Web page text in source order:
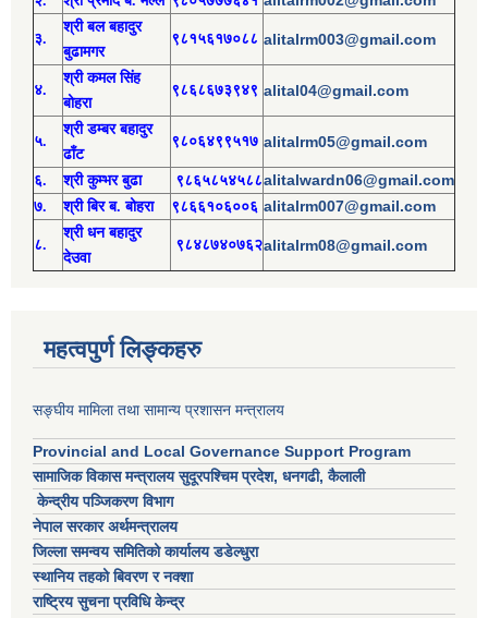
३.
श्रीबल बहादुर
बुढामगर
९८१५६१७०८८ alitalrm003@gmail.com
४.
श्री कमल सिंह
बोहरा
९८६८६७३९४९ alital04@gmail.com
५.
श्री डम्बर बहादुर
ढाँट
९८०६४९९५१७ alitalrm05@gmail.com
६. श्री कुम्भर बुढा ९८६५८५४५८८alitalwardn06@gmail.com
७. श्री बिर ब. बोहरा ९८६६१०६००६ alitalrm007@gmail.com
८.
श्री धन बहादुर
देउवा
९८४८७४०७६२alitalrm08@gmail.com
महत्वपुर्ण लिङ्कहरु
सङ्घीय मामिला तथा सामान्य प्रशासन मन्त्रालय
Provincial and Local Governance Support Program
सामाजिक विकास मन्त्रालय सुदूरपश्चिम प्रदेश, धनगढी, कैलाली
केन्द्रीय पञ्जिकरण विभाग
नेपाल सरकार अर्थमन्त्रालय
जिल्ला समन्वय समितिको कार्यालय डडेल्धुरा
स्थानिय तहको बिवरण र नक्शा
राष्ट्रिय सुचना प्रविधि केन्द्र